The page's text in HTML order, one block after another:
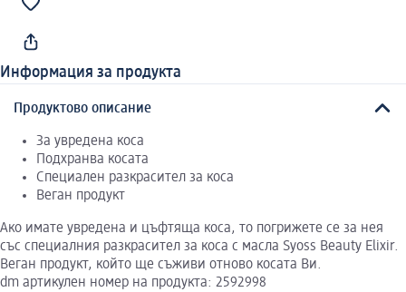
Информация за продукта
Продуктово описание
За увредена коса
Подхранва косата
Специален разкрасител за коса
Веган продукт
Ако имате увредена и цъфтяща коса, то погрижете се за нея
със специалния разкрасител за коса с масла Syoss Beauty Elixir.
Веган продукт, който ще съживи отново косата Ви.
dm артикулен номер на продукта: 2592998